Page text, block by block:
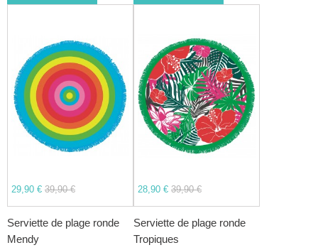
29,90 € 39,90 €
Serviette de plage ronde
Mendy
28,90 € 39,90 €
Serviette de plage ronde
Tropiques